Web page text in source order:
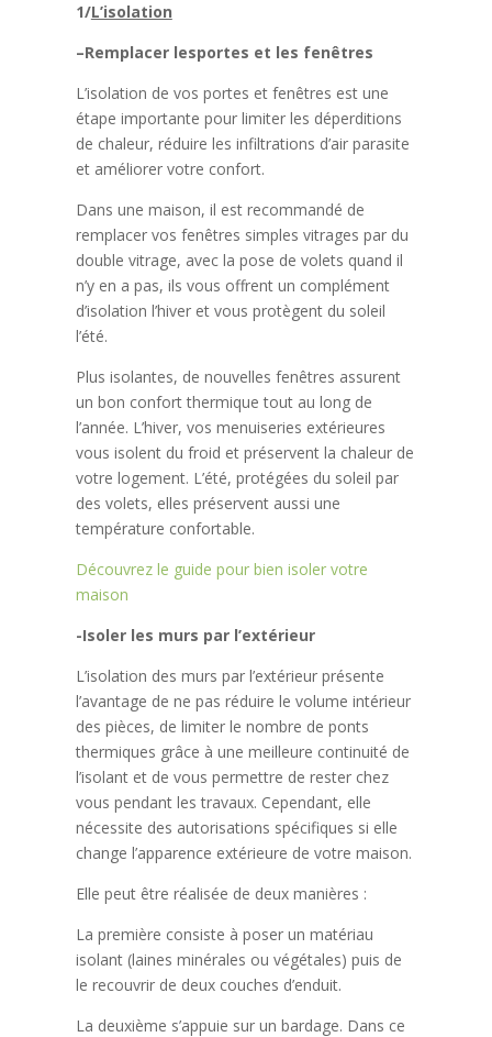
1/L’isolation
–Remplacer lesportes et les fenêtres
L’isolation de vos portes et fenêtres est une
étape importante pour limiter les déperditions
de chaleur, réduire les infiltrations d’air parasite
et améliorer votre confort.
Dans une maison, il est recommandé de
remplacer vos fenêtres simples vitrages par du
double vitrage, avec la pose de volets quand il
n’y en a pas, ils vous offrent un complément
d’isolation l’hiver et vous protègent du soleil
l’été.
Plus isolantes, de nouvelles fenêtres assurent
un bon confort thermique tout au long de
l’année. L’hiver, vos menuiseries extérieures
vous isolent du froid et préservent la chaleur de
votre logement. L’été, protégées du soleil par
des volets, elles préservent aussi une
température confortable.
Découvrez le guide pour bien isoler votre
maison
-Isoler les murs par l’extérieur
L’isolation des murs par l’extérieur présente
l’avantage de ne pas réduire le volume intérieur
des pièces, de limiter le nombre de ponts
thermiques grâce à une meilleure continuité de
l’isolant et de vous permettre de rester chez
vous pendant les travaux. Cependant, elle
nécessite des autorisations spécifiques si elle
change l’apparence extérieure de votre maison.
Elle peut être réalisée de deux manières :
La première consiste à poser un matériau
isolant (laines minérales ou végétales) puis de
le recouvrir de deux couches d’enduit.
La deuxième s’appuie sur un bardage. Dans ce